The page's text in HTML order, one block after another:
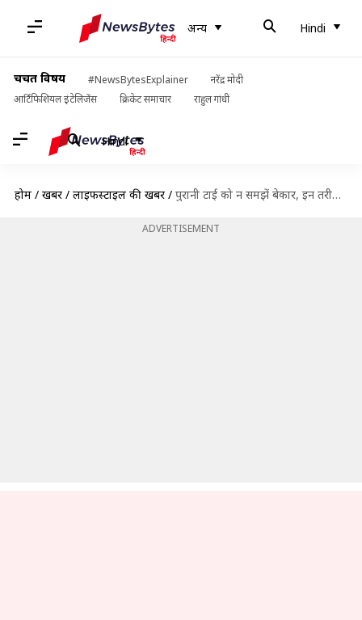
अन्य Hindi
चर्चित विषय #NewsBytesExplainer
नरेंद्र मोदी
आर्टिफिशियल इंटेलिजेंस
क्रिकेट समाचार राहुल गांधी
Hindi
होम / खबरें / लाइफस्टाइल की खबरें / पुरानी टाई को न समझें बेकार, इन तरीकों से करें दोबारा इस्तेमाल
ADVERTISEMENT